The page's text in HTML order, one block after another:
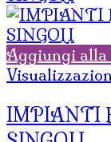
Aggiungi alla
IMPIANTI